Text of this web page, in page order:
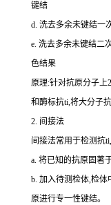
键结
d. 洗去多余未键结一
e. 洗去多余未键结二
色结果
原理:针对抗原分子上2
和酶标抗ti,将大分子
2. 间接法
间接法常用于检测抗ti
a. 将已知的抗原固著
b. 加入待测检体,检体
原进行专一性键结。